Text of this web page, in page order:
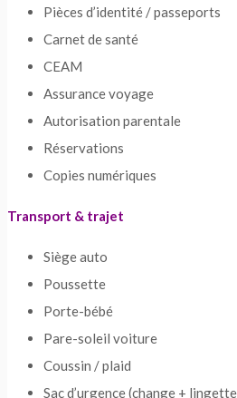
Pièces d’identité / passeports
Carnet de santé
CEAM
Assurance voyage
Autorisation parentale
Réservations
Copies numériques
Transport & trajet
Siège auto
Poussette
Porte-bébé
Pare-soleil voiture
Coussin / plaid
Sac d’urgence (change +